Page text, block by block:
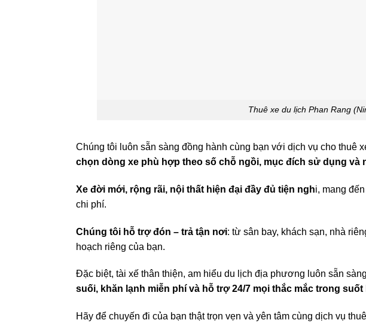
Thuê xe du lịch Phan Rang
Chúng tôi luôn sẵn sàng đồng hành cùng bạn với dịch vụ cho thuê
chọn dòng xe phù hợp theo số chỗ ngồi, mục đích sử dụng và
Xe đời mới, rộng rãi, nội thất hiện đại đầy đủ tiện nghi, mang
chi phí.
Chúng tôi hỗ trợ đón – trả tận nơi: từ sân bay, khách sạn, nhà
hoạch riêng của bạn.
Đặc biệt, tài xế thân thiện, am hiểu du lịch địa phương luôn sẵn
suối, khăn lạnh miễn phí và hỗ trợ 24/7 mọi thắc mắc trong
Hãy để chuyến đi của bạn thật trọn vẹn và yên tâm cùng dịch vụ